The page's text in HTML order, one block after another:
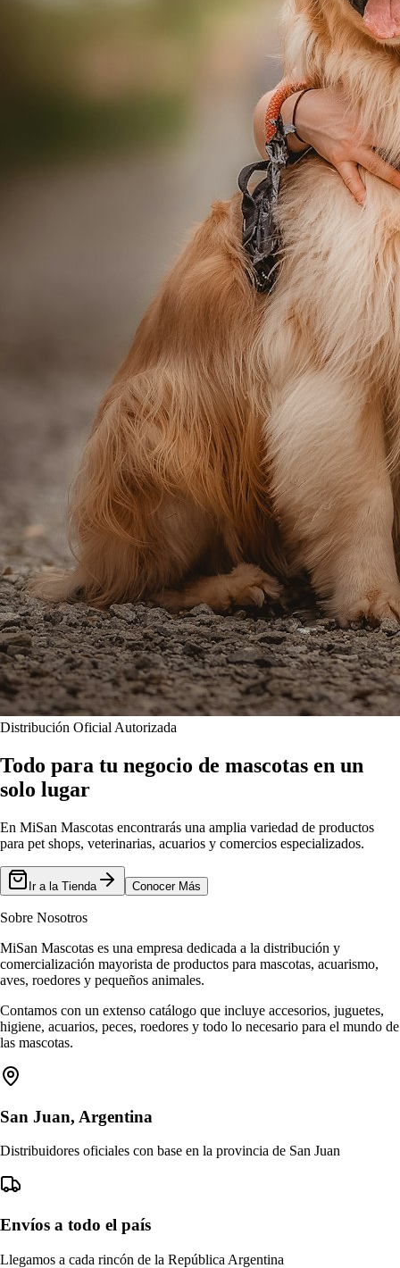
Distribución Oficial Autorizada
Todo para tu negocio de mascotas en un
solo lugar
En MiSan Mascotas encontrarás una amplia variedad de productos
para pet shops, veterinarias, acuarios y comercios especializados.
Ir a la Tienda Conocer Más
Sobre Nosotros
MiSan Mascotas es una empresa dedicada a la distribución y
comercialización mayorista de productos para mascotas, acuarismo,
aves, roedores y pequeños animales.
Contamos con un extenso catálogo que incluye accesorios, juguetes,
higiene, acuarios, peces, roedores y todo lo necesario para el mundo de
las mascotas.
San Juan, Argentina
Distribuidores oficiales con base en la provincia de San Juan
Envíos a todo el país
Llegamos a cada rincón de la República Argentina